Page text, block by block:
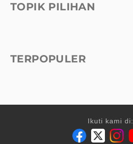
TOPIK PILIHAN
TERPOPULER
Ikuti kami di: